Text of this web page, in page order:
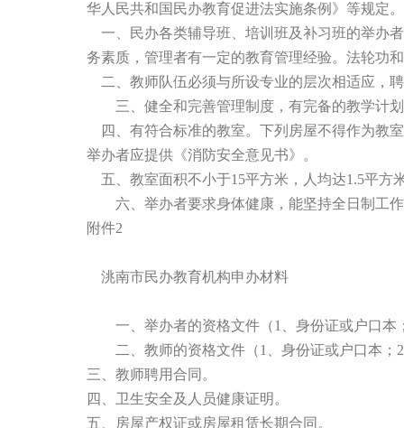
华人民共和国民办教育促进法实施条例》等规定
一、民办各类辅导班、培训班及补习班的举办
务素质，管理者有一定的教育管理经验。法轮功
二、教师队伍必须与所设专业的层次相适应，
三、健全和完善管理制度，有完备的教学计划
四、有符合标准的教室。下列房屋不得作为教
举办者应提供《消防安全意见书》。
五、教室面积不小于15平方米，人均达1.5平方
六、举办者要求身体健康，能坚持全日制工作
附件2
洮南市民办教育机构申办材料
一、举办者的资格文件（1、身份证或户口本
二、教师的资格文件（1、身份证或户口本；2
三、教师聘用合同。
四、卫生安全及人员健康证明。
五、房屋产权证或房屋租赁长期合同。